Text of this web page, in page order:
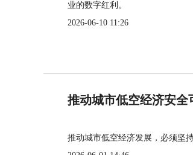
业的数字红利。
2026-06-10 11:26
推动城市低空经济安全
推动城市低空经济发展，必须坚